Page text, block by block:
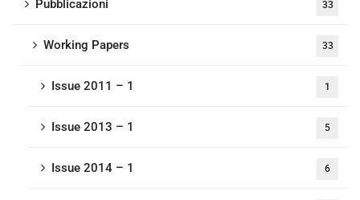
Pubblicazioni 33
Working Papers 33
Issue 2011 – 1 1
Issue 2013 – 1 5
Issue 2014 – 1 6